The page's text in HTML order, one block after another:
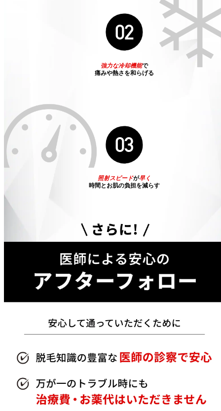
02
強力な冷却機能で
痛みや熱さを和らげる
03
照射スピードが早く
時間とお肌の負担を減らす